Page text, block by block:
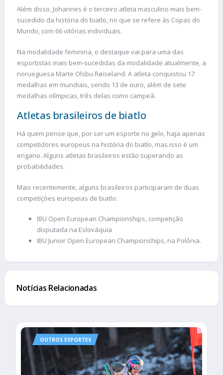
Além disso, Johannes é o terceiro atleta masculino mais bem-
sucedido da história do biatlo, no que se refere às Copas do
Mundo, com 66 vitórias individuais.
Na modalidade feminina, o destaque vai para uma das
esportistas mais bem-sucedidas da modalidade atualmente, a
norueguesa Marte Olsbu Røiseland. A atleta conquistou 17
medalhas em mundiais, sendo 13 de ouro, além de sete
medalhas olímpicas, três delas como campeã.
Atletas brasileiros de biatlo
Há quem pense que, por ser um esporte no gelo, haja apenas
competidores europeus na história do biatlo, mas isso é um
engano. Alguns atletas brasileiros estão superando as
probabilidades.
Mais recentemente, alguns brasileiros participaram de duas
competições europeias de biatlo:
IBU Open European Championships, competição
disputada na Eslováquia
IBU Junior Open European Championships, na Polônia.
Notícias Relacionadas
OUTROS ESPORTES